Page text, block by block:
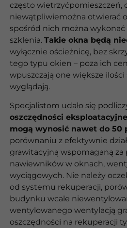
często wietrzyćpomieszczeń,
niewątpliwiemożna otwierać
spośród nich można wykonać
szklenia. Takie okna będą
wyłącznie ościeżnicę, bez
tego typu okien – poza ich
wpuszczają one większe ilości
wyglądają.
Specjalistom udało się
oszczędności
mogą wynosić nawet do 50
porównaniu z efektywnie
grawitacyjną wspomaganą za
nawiewników w oknach,
wyciągowych. Nie należy
od systemu rekuperacji,
budynku wcale
wentylowanego wentylacją
oszczędności na rekuperacji